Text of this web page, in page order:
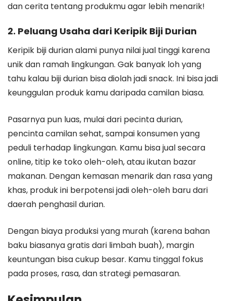
dan cerita tentang produkmu agar lebih menarik!
2. Peluang Usaha dari Keripik Biji Durian
Keripik biji durian alami punya nilai jual tinggi karena
unik dan ramah lingkungan. Gak banyak loh yang
tahu kalau biji durian bisa diolah jadi snack. Ini bisa jadi
keunggulan produk kamu daripada camilan biasa.
Pasarnya pun luas, mulai dari pecinta durian,
pencinta camilan sehat, sampai konsumen yang
peduli terhadap lingkungan. Kamu bisa jual secara
online, titip ke toko oleh-oleh, atau ikutan bazar
makanan. Dengan kemasan menarik dan rasa yang
khas, produk ini berpotensi jadi oleh-oleh baru dari
daerah penghasil durian.
Dengan biaya produksi yang murah (karena bahan
baku biasanya gratis dari limbah buah), margin
keuntungan bisa cukup besar. Kamu tinggal fokus
pada proses, rasa, dan strategi pemasaran.